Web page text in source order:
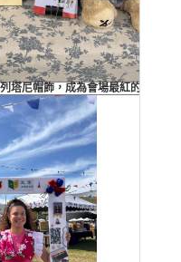
塔尼帽飾，成為會場最紅的明星。